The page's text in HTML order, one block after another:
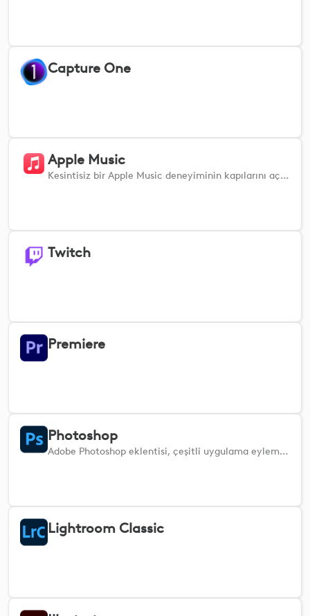
Capture One
Apple Music
Kesintisiz bir Apple Music deneyiminin kapılarını açın! Bu eklenti, MX Creative cihazlarınızla sorunsuz bir şekilde entegre olarak, temel özellikler üzerinde parmaklarınızın ucunda sezgisel bir kontrol sağlar. Sadece birkaç dokunuşla parçaları kolayca çalın, duraklatın veya atlayın, ses seviyesini tercihinize göre ayarlayın ve çalma listeleriniz arasında geçiş yapın. Ayrıca, bu eklenti size şarkıları hızla beğenme, çalma listenizi rastgele sıralama, favori parçalarınızı tekrar dinleme ve belirli şarkıları zahmetsizce arama özgürlüğü sunar. Duyarlı ve dokunsal girişler, müzik kitaplığınız üzerinde tam kontrol sağlar; böylece AirPlay kullanarak cihazlar arasında zahmetsizce geçiş yapabilir ve çalma kuyruğunuzu yönetebilirsiniz.
Twitch
Premiere
Photoshop
Adobe Photoshop eklentisi, çeşitli uygulama eylemleriyle sorunsuz bir entegrasyon sağlayarak iş akışınızı geliştirir.
Lightroom Classic